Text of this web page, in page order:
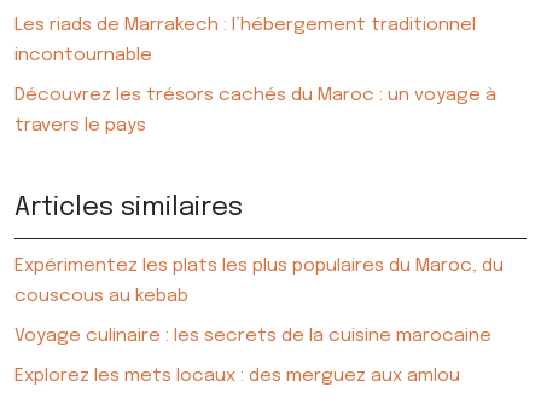
Les riads de Marrakech : l’hébergement traditionnel
incontournable
Découvrez les trésors cachés du Maroc : un voyage à
travers le pays
Articles similaires
Expérimentez les plats les plus populaires du Maroc, du
couscous au kebab
Voyage culinaire : les secrets de la cuisine marocaine
Explorez les mets locaux : des merguez aux amlou